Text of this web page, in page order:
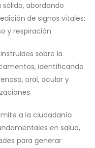
abordando
de signos vitales:
y respiración.
sobre la
identificando
oral, ocular y
a la ciudadanía
en salud,
para generar